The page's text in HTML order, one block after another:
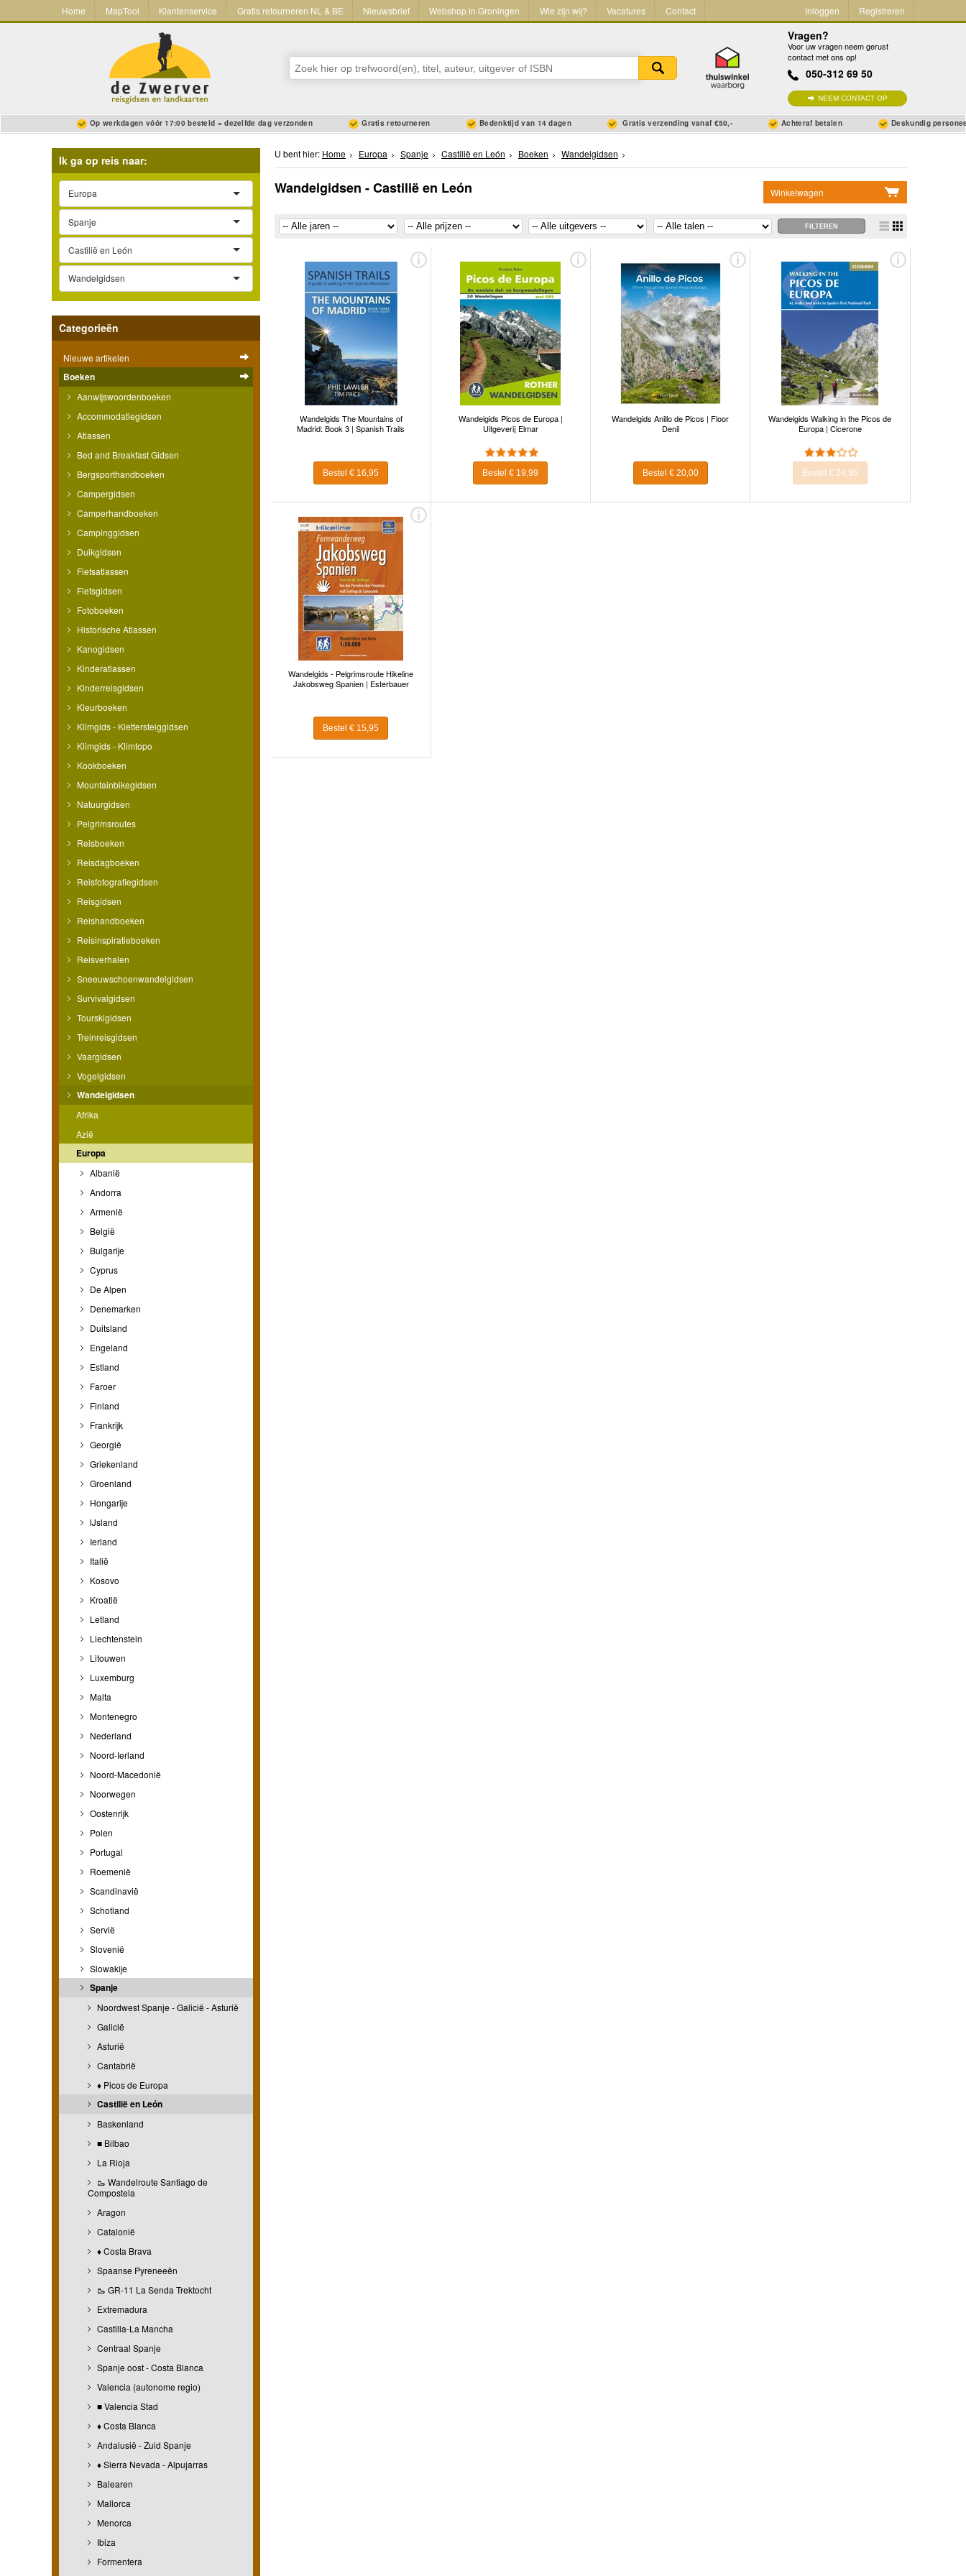
Home MapTool Klantenservice Gratis retourneren NL & BE Nieuwsbrief Webshop in Groningen Wie zijn wij? Vacatures Contact Inloggen Registreren
Vragen?
Voor uw vragen neem gerust
contact met ons op!
050-312 69 50
NEEM CONTACT OP
Op werkdagen vóór 17:00 besteld = dezelfde dag verzonden Gratis retourneren Bedenktijd van 14 dagen Gratis verzending vanaf €50,- Achteraf betalen Deskundig
Ik ga op reis naar:
Europa
Spanje
Castilië en León
Wandelgidsen
Categorieën
Nieuwe artikelen
Boeken
Aanwijswoordenboeken
Accommodatiegidsen
Atlassen
Bed and Breakfast Gidsen
Bergsporthandboeken
Campergidsen
Camperhandboeken
Campinggidsen
Duikgidsen
Fietsatlassen
Fietsgidsen
Fotoboeken
Historische Atlassen
Kanogidsen
Kinderatlassen
Kinderreisgidsen
Kleurboeken
Klimgids - Klettersteiggidsen
Klimgids - Klimtopo
Kookboeken
Mountainbikegidsen
Natuurgidsen
Pelgrimsroutes
Reisboeken
Reisdagboeken
Reisfotografiegidsen
Reisgidsen
Reishandboeken
Reisinspiratieboeken
Reisverhalen
Sneeuwschoenwandelgidsen
Survivalgidsen
Tourskigidsen
Treinreisgidsen
Vaargidsen
Vogelgidsen
Wandelgidsen
Afrika
Azië
Europa
Albanië
Andorra
Armenië
België
Bulgarije
Cyprus
De Alpen
Denemarken
Duitsland
Engeland
Estland
Faroer
Finland
Frankrijk
Georgië
Griekenland
Groenland
Hongarije
IJsland
Ierland
Italië
Kosovo
Kroatië
Letland
Liechtenstein
Litouwen
Luxemburg
Malta
Montenegro
Nederland
Noord-Ierland
Noord-Macedonië
Noorwegen
Oostenrijk
Polen
Portugal
Roemenië
Scandinavië
Schotland
Servië
Slovenië
Slowakije
Spanje
Noordwest Spanje - Galicië - Asturië
Galicië
Asturië
Cantabrië
♦ Picos de Europa
Castilië en León
Baskenland
■ Bilbao
La Rioja
🥾 Wandelroute Santiago de
Compostela
Aragon
Catalonië
♦ Costa Brava
Spaanse Pyreneeën
🥾 GR-11 La Senda Trektocht
Extremadura
Castilla-La Mancha
Centraal Spanje
Spanje oost - Costa Blanca
Valencia (autonome regio)
■ Valencia Stad
♦ Costa Blanca
Andalusië - Zuid Spanje
♦ Sierra Nevada - Alpujarras
Balearen
Mallorca
Menorca
Ibiza
Formentera
U bent hier: Home Europa Spanje Castilië en León Boeken Wandelgidsen
Winkelwagen
Ga naar winkelwagen
Wandelgidsen - Castilië en León
Wandelgids The Mountains of
Madrid: Book 3 | Spanish Trails
Bestel € 16,95
Wandelgids Picos de Europa |
Uitgeverij Elmar
Bestel € 19,99
Wandelgids Anillo de Picos | Floor
Denil
Bestel € 20,00
Wandelgids Walking in the Picos de
Europa | Cicerone
Bestel € 24,95
Wandelgids - Pelgrimsroute Hikeline
Jakobsweg Spanien | Esterbauer
Bestel € 15,95